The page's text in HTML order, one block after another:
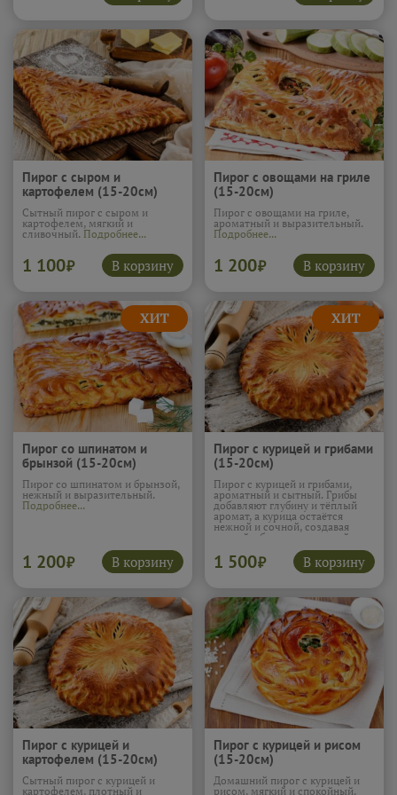
Пирог с сыром и
картофелем (15-20см)
Сытный пирог с сыром и
картофелем, мягкий и
сливочный. Подробнее...
1 100₽ В корзину
Пирог с овощами на гриле
(15-20см)
Пирог с овощами на гриле,
ароматный и выразительный.
Подробнее...
1 200₽ В корзину
Пирог со шпинатом и
брынзой (15-20см)
Пирог со шпинатом и брынзой,
нежный и выразительный.
Подробнее...
1 200₽ В корзину
Пирог с курицей и грибами
(15-20см)
Пирог с курицей и грибами,
ароматный и сытный. Грибы
добавляют глубину и тёплый
аромат, а курица остаётся
нежной и сочной, создавая
мягкий, сбалансированный
вкус. Тесто подчёркивает
начинку и удерживает
сочность, чтобы каждый
уютным и по-настоящему
домашним. Подробнее...
1 500₽ В корзину
Пирог с курицей и
картофелем (15-20см)
Сытный пирог с курицей и
картофелем, плотный и
Пирог с курицей и рисом
(15-20см)
Домашний пирог с курицей и
рисом, мягкий и спокойный.